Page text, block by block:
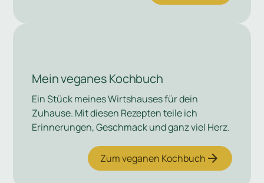
Mein veganes Kochbuch
Ein Stück meines Wirtshauses für dein
Zuhause. Mit diesen Rezepten teile ich
Erinnerungen, Geschmack und ganz viel Herz.
Zum veganen Kochbuch